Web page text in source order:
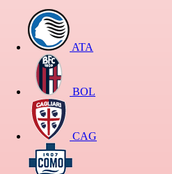
ATA
BOL
CAG